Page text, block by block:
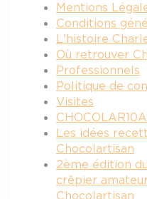
Mentions
Conditions
L'histoire
Où retrouver
Professionnels
Politique de
Visites
Les idées
Chocolartisan
2ème édition
crêpier
Chocolartisan